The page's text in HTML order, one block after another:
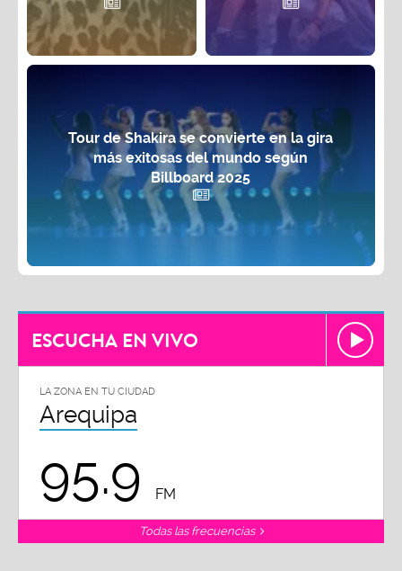
Tour de Shakira se convierte en la gira
más exitosas del mundo según
Billboard 2025
ESCUCHA EN VIVO
LA ZONA EN TU CIUDAD
Arequipa
95.9 FM
Todas las frecuencias